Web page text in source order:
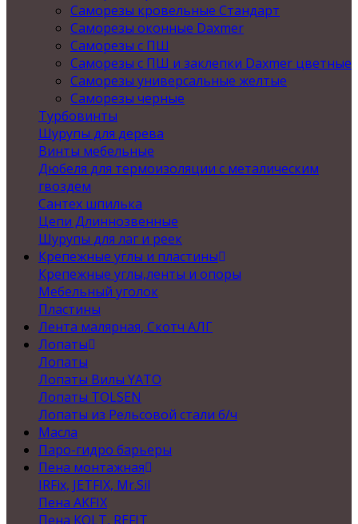
Саморезы кровельные Стандарт
Саморезы оконные Daxmer
Саморезы с ПШ
Саморезы с ПШ и заклепки Daxmer цветные
Саморезы универсальные желтые
Саморезы черные
Турбовинты
Шурупы для дерева
Винты мебельные
Дюбеля для термоизоляции с металическим
гвоздем
Сантех шпилька
Цепи Длиннозвенные
Шурупы для лаг и реек
Крепежные углы и пластины
Крепежные углы,ленты и опоры
Мебельный уголок
Пластины
Лента малярная, Скотч АЛГ
Лопаты
Лопаты
Лопаты Вилы YATO
Лопаты TOLSEN
Лопаты из Рельсовой стали б/ч
Масла
Паро-гидро барьеры
Пена монтажная
IRFix, JETFIX, Mr.Sil
Пена AKFIX
Пена KOLT, REFIT